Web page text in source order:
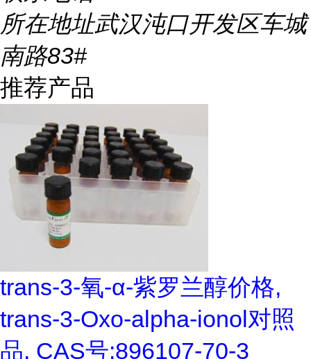
所在地址武汉沌口开发区车城
南路83#
推荐产品
trans-3-氧-α-紫罗兰醇价格,
trans-3-Oxo-alpha-ionol对照
品, CAS号:896107-70-3